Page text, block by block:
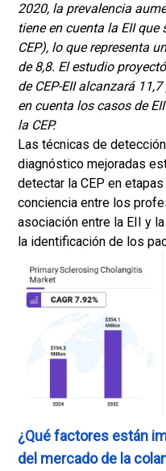
2020, la prevalencia
tiene en cuenta la EII
CEP), lo que representa
de 8,8. El estudio
de CEP-EII alcanzará
en cuenta los casos de
la CEP.
Las técnicas de
diagnóstico mejoradas
detectar la CEP en
conciencia entre los
asociación entre la EII y
la identificación de los
¿Qué factores están
del mercado de la